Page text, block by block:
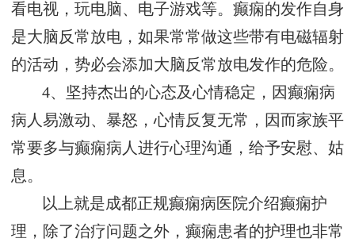
看电视，玩电脑、电子游戏等。癫痫的发作自身
是大脑反常放电，如果常常做这些带有电磁辐射
的活动，势必会添加大脑反常放电发作的危险。
4、坚持杰出的心态及心情稳定，因癫痫病
病人易激动、暴怒，心情反复无常，因而家族平
常要多与癫痫病人进行心理沟通，给予安慰、姑
息。
以上就是成都正规癫痫病医院介绍癫痫护
理，除了治疗问题之外，癫痫患者的护理也非常